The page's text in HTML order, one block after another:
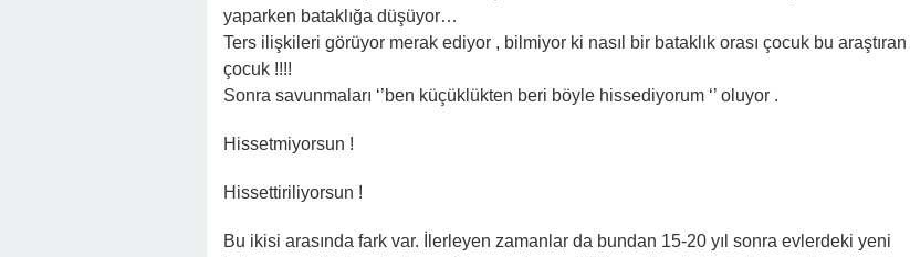
yaparken bataklığa düşüyor…
Ters ilişkileri görüyor merak ediyor , bilmiyor ki nasıl bir bataklık orası çocuk bu araştıran
çocuk !!!!
Sonra savunmaları ‘’ben küçüklükten beri böyle hissediyorum ‘’ oluyor .
Hissetmiyorsun !
Hissettiriliyorsun !
Bu ikisi arasında fark var. İlerleyen zamanlar da bundan 15-20 yıl sonra evlerdeki yeni